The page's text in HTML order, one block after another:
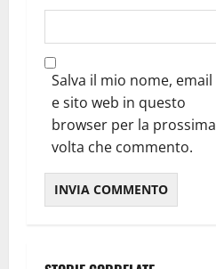
Salva il mio nome, email
e sito web in questo
browser per la prossima
volta che commento.